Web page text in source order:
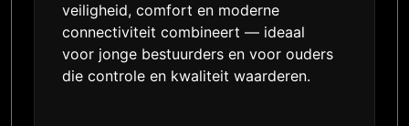
veiligheid, comfort en moderne
connectiviteit combineert — ideaal
voor jonge bestuurders en voor ouders
die controle en kwaliteit waarderen.